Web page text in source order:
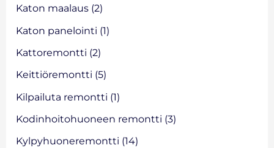
Katon maalaus (2)
Katon panelointi (1)
Kattoremontti (2)
Keittiöremontti (5)
Kilpailuta remontti (1)
Kodinhoitohuoneen remontti (3)
Kylpyhuoneremontti (14)